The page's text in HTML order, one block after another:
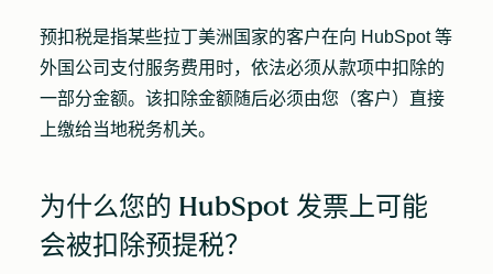
预扣税是指某些拉丁美洲国家的客户在向 HubSpot 等
外国公司支付服务费用时，依法必须从款项中扣除的
一部分金额。该扣除金额随后必须由您（客户）直接
上缴给当地税务机关。
为什么您的 HubSpot 发票上可能
会被扣除预提税？